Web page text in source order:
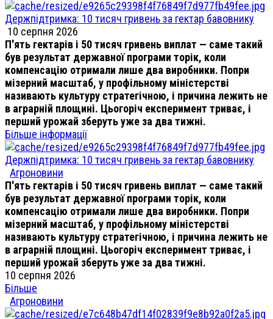
Держпідтримка: 10 тисяч гривень за гектар бавовнику
10 серпня 2026
П'ять гектарів і 50 тисяч гривень виплат — саме такий
був результат державної програми торік, коли
компенсацію отримали лише два виробники. Попри
мізерний масштаб, у профільному міністерстві
називають культуру стратегічною, і причина лежить не
в аграрній площині. Цьогоріч експеримент триває, і
перший урожай зберуть уже за два тижні.
Більше інформації
Держпідтримка: 10 тисяч гривень за гектар бавовнику
Агроновини
П'ять гектарів і 50 тисяч гривень виплат — саме такий
був результат державної програми торік, коли
компенсацію отримали лише два виробники. Попри
мізерний масштаб, у профільному міністерстві
називають культуру стратегічною, і причина лежить не
в аграрній площині. Цьогоріч експеримент триває, і
перший урожай зберуть уже за два тижні.
10 серпня 2026
Більше
Агроновини